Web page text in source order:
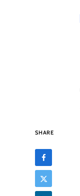
SHARE